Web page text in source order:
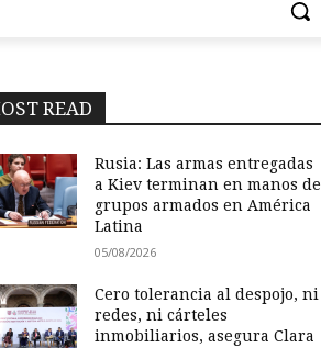
READ
Rusia: Las armas entregadas
a Kiev terminan en manos de
grupos armados en América
Latina
05/08/2026
Cero tolerancia al despojo, ni
redes, ni cárteles
inmobiliarios, asegura Clara